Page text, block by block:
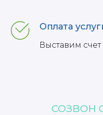
Оплата
Выставим
СОЗВОН